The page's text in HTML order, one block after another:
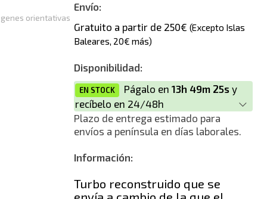
Envío:
Gratuito a partir de 250€ (Excepto Islas
Baleares, 20€ más)
Disponibilidad:
EN STOCK Págalo en 13h 49m 25s y
recíbelo en 24/48h
Plazo de entrega estimado para
envíos a península en días laborales.
Información:
Turbo reconstruido que se
orientativas